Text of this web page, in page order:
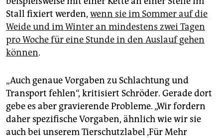
Stall fixiert werden, wenn sie im Sommer auf die
Weide und im Winter an mindestens zwei Tagen
pro Woche für eine Stunde in den Auslauf gehen
können.
„Auch genaue Vorgaben zu Schlachtung und
Transport fehlen“, kritisiert Schröder. Gerade dort
gebe es aber gravierende Probleme. „Wir fordern
daher spezifische Vorgaben, ähnlich wie wir sie
auch bei unserem Tierschutzlabel ‚Für Mehr